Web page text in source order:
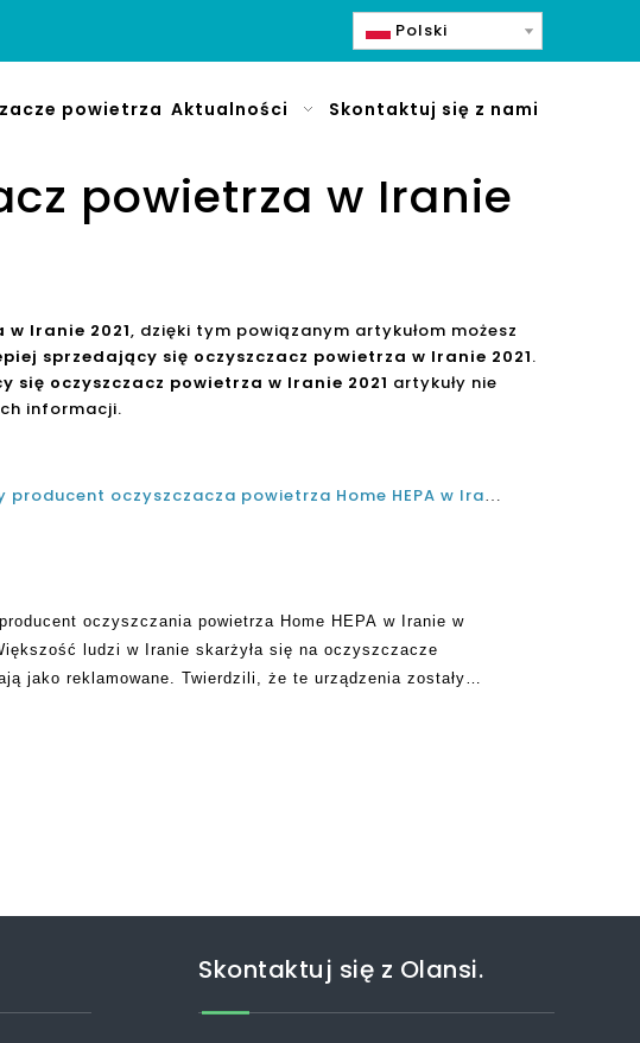
Polski
powietrza Aktualności Skontaktuj się z nami
powietrza w Iranie
Iranie 2021, dzięki tym powiązanym artykułom możesz
sprzedający się oczyszczacz powietrza w Iranie 2021.
się oczyszczacz powietrza w Iranie 2021 artykuły nie
informacji.
Jaki jest najlepszy producent oczyszczacza powietrza Home HEPA w Iranie w 2021 i 2022?
oczyszczania powietrza Home HEPA w Iranie w
ludzi w Iranie skarżyła się na oczyszczacze
jako reklamowane. Twierdzili, że te urządzenia zostały
Skontaktuj się z Olansi.